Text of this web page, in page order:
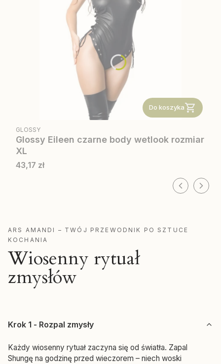
Do koszyka
PRODUCENT
GLOSSY
Glossy Eileen czarne body wetlook rozmiar
XL
Cena
43,17 zł
ARS AMANDI – TWÓJ PRZEWODNIK PO SZTUCE
KOCHANIA
Wiosenny rytuał
zmysłów
Krok 1 - Rozpal zmysły
Każdy wiosenny rytuał zaczyna się od światła. Zapal
Shungę na godzinę przed wieczorem – niech woski